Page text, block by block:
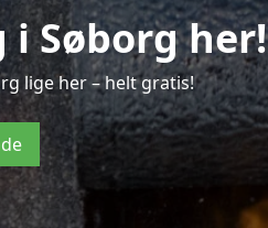
Søborg her!
lige her – helt gratis!